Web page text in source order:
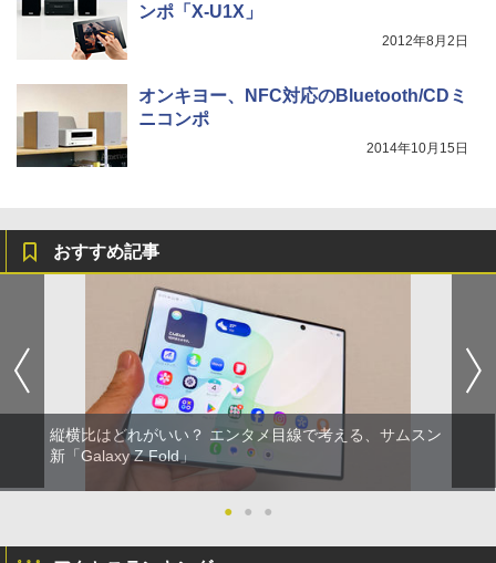
ンポ「X-U1X」
2012年8月2日
オンキヨー、NFC対応のBluetooth/CDミ
ニコンポ
2014年10月15日
おすすめ記事
縦横比はどれがいい？ エンタメ目線で考える、サムスン
新「Galaxy Z Fold」
● ● ●